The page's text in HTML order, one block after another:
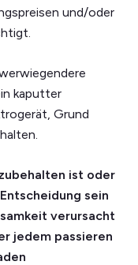
und/oder
kaputter
Grund
ist oder
sein
verursacht
jedem passieren